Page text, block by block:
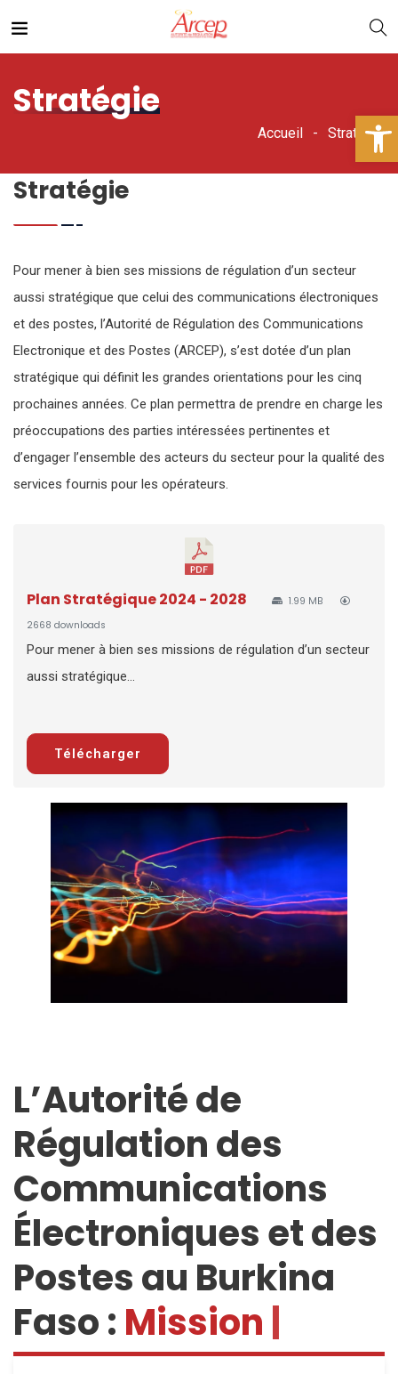
Stratégie
Accueil Stratégie
Stratégie
Pour mener à bien ses missions de régulation d’un secteur
aussi stratégique que celui des communications électroniques
et des postes, l’Autorité de Régulation des Communications
Electronique et des Postes (ARCEP), s’est dotée d’un plan
stratégique qui définit les grandes orientations pour les cinq
prochaines années. Ce plan permettra de prendre en charge les
préoccupations des parties intéressées pertinentes et
d’engager l’ensemble des acteurs du secteur pour la qualité des
services fournis pour les opérateurs.
Plan Stratégique 2024 - 2028
1.99 MB
2668 downloads
Pour mener à bien ses missions de régulation d’un secteur
aussi stratégique...
Télécharger
L’Autorité de
Régulation des
Communications
Électroniques et des
Postes au Burkina
Faso : Mission |